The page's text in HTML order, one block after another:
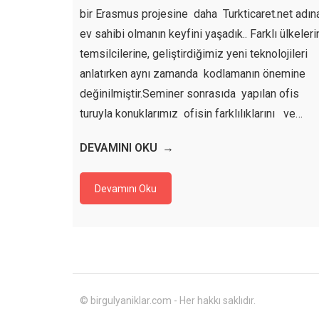
bir Erasmus projesine daha Turkticaret.net
ev sahibi olmanın keyfini yaşadık.. Farklı
temsilcilerine, geliştirdiğimiz yeni teknolojileri
anlatırken aynı zamanda kodlamanın önemine
değinilmiştir.Seminer sonrasıda yapılan ofis
turuyla konuklarımız ofisin farklılıklarını ve…
DEVAMINI OKU
Devamını Oku
© birgulyaniklar.com - Her hakkı saklıdır.